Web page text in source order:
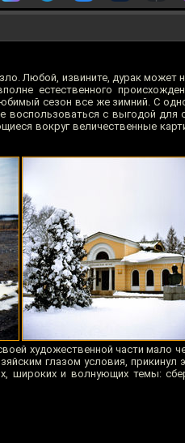
Любой, извините, дурак может
естественного
сезон все же зимний. С
воспользоваться с выгодой для
вокруг величественные
художественной части мало
глазом условия, прикинул
широких и волнующих темы: